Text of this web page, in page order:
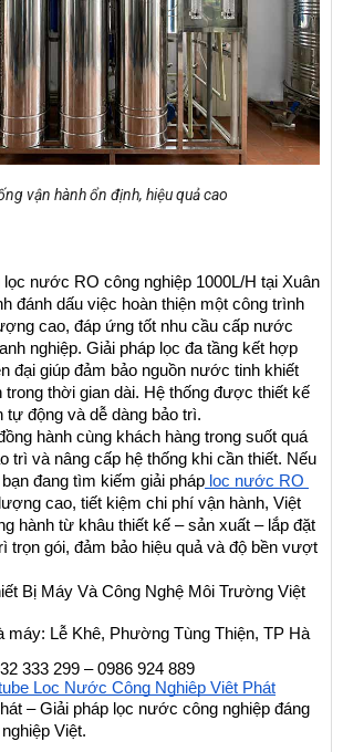
vận hành ổn định, hiệu quả cao
lọc nước RO công nghiệp 1000L/H tại Xuân
đánh dấu việc hoàn thiện một công trình
cao, đáp ứng tốt nhu cầu cấp nước
nghiệp. Giải pháp lọc đa tầng kết hợp
đại giúp đảm bảo nguồn nước tinh khiết
trong thời gian dài. Hệ thống được thiết kế
tự động và dễ dàng bảo trì.
hành cùng khách hàng trong suốt quá
trì và nâng cấp hệ thống khi cần thiết. Nếu
đang tìm kiếm giải pháp lọc nước RO
cao, tiết kiệm chi phí vận hành, Việt
hành từ khâu thiết kế – sản xuất – lắp đặt
trọn gói, đảm bảo hiệu quả và độ bền vượt
Bị Máy Và Công Nghệ Môi Trường Việt
máy: Lễ Khê, Phường Tùng Thiện, TP Hà
333 299 – 0986 924 889
Lọc Nước Công Nghiệp Việt Phát
– Giải pháp lọc nước công nghiệp đáng
Việt.